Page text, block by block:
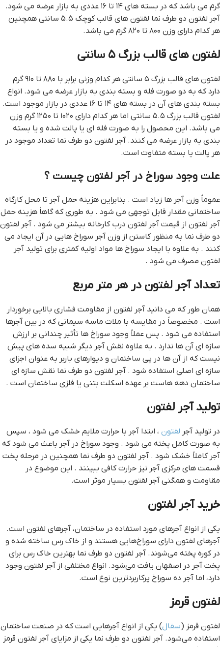
گرم می باشد که در بسته های ۱۴ تا ۱۶ عددی به بازار عرضه می شود.
آجر لفتون دو طرف نما لفتون های قالب کوچک ۵.۵ سانتی همچنین
هر کدام دارای وزن ۸۰۰ تا ۸۲۰ گرم می باشد.
لفتون های قالب بزرگ ۵ سانتی
لفتون های قالب بزرگ ۵ سانتی هر کدام وزنی برابر با ۸۸۰ تا ۹۱۰ گرم
دارد که به دو صورت فله و بسته بندی به بازار عرضه می شود. انواع
بسته بندی های آن در بسته های ۱۴ تا ۱۶ عددی در بازار موجود است.
لفتون قالب بزرگ ۵.۵ سانتی اما هر کدام دارای ۱۰۲۰ تا ۱۲۵۰ گرم وزن
می باشد. این محصول را به صورت فله ای یا پالت شده و یا بسته
بندی به بازار عرضه می کنند. آجر لفتون دو طرف نما تعداد موجود در
هر پالت یا بسته متفاوت است.
علت وجود سوراخ در آجر لفتون چیست ؟
عموماً وزن آجر ها زیاد است . بنابراین هزینه حمل آجر تا محل کارگاه
ساختمانی مقدار قابل توجهی می شود . به طوری که گاهاً هزینه حمل
آجر لفتون از قیمت آجر لفتون درب کارخانه بیشتر می شود . آجر لفتون
دو طرف نما به منظور کاستن از وزن آجر سوراخ هایی در آن ایجاد می
کنند . به علاوه با ایجاد سوراخ ها مواد اولیه کمتری برای تولید آجر
لفتون مصرف می شود .
تعداد آجر لفتون در هر متر مربع
همان طور که می دانید آجر لفتون از مقاومت فشاری بالایی برخوردار
است . مخصوصاً در مقایسه با ملات ماسه سیمانی که در بین آجرها
استفاده می شود . پس عملاً وجود سوراخ ها تأثیر چندانی بر ارزش
سازه ای آن ها ندارد . به علاوه نقش آجر دیگر شبیه سده های پیش
نیست که از آن ها در پی ساختمان و دیوارهای باربر به عنوان اجزای
سازه ای اصلی استفاده شود . آجر لفتون دو طرف نما نقش سازه ای
ساختمان دهه هاست بر عهده اسکلت بتنی یا فلزی ساختمان است .
تولید آجر لفتون
در تولید آجر لفتون ، ابتدا آجر با حرارت ملایم خشک می شود ، سپس
به صورت کامل پخته می شود . وجود سوراخ در آجر باعث می شود که
آجر کاملاً خشک شود . آجر لفتون دو طرف نما همچنین در مرحله پخت
قسمت های مرکزی آجر نیز حرارت کافی ببینند . این موضوع در
مقاومت و همگنی آجر لفتون بسیار موثر است.
خرید آجر لفتون
یکی از انواع آجرهای مورد استفاده در ساختمان، آجرهای لفتون است.
آجرهای لفتون دارای سوراخ‌هایی هستند و از خاک رس ساخته شده و
در کوره پخته می‌شوند. آجر لفتون دو طرف نما بهترین خاک رس برای
پخت آجر در اصفهان یافت می‌شود. انواع مختلفی از آجر لفتون وجود
دارد، اما آجر ده سوراخ پرکاربردترین نوع است.
لفتون قرمز
لفتون قرمز (سفال) یکی از انواع آجرهایی است که در صنعت ساختمان
استفاده می‌شود. آجر لفتون دو طرف نما یکی از مزایای آجر لفتون قرمز